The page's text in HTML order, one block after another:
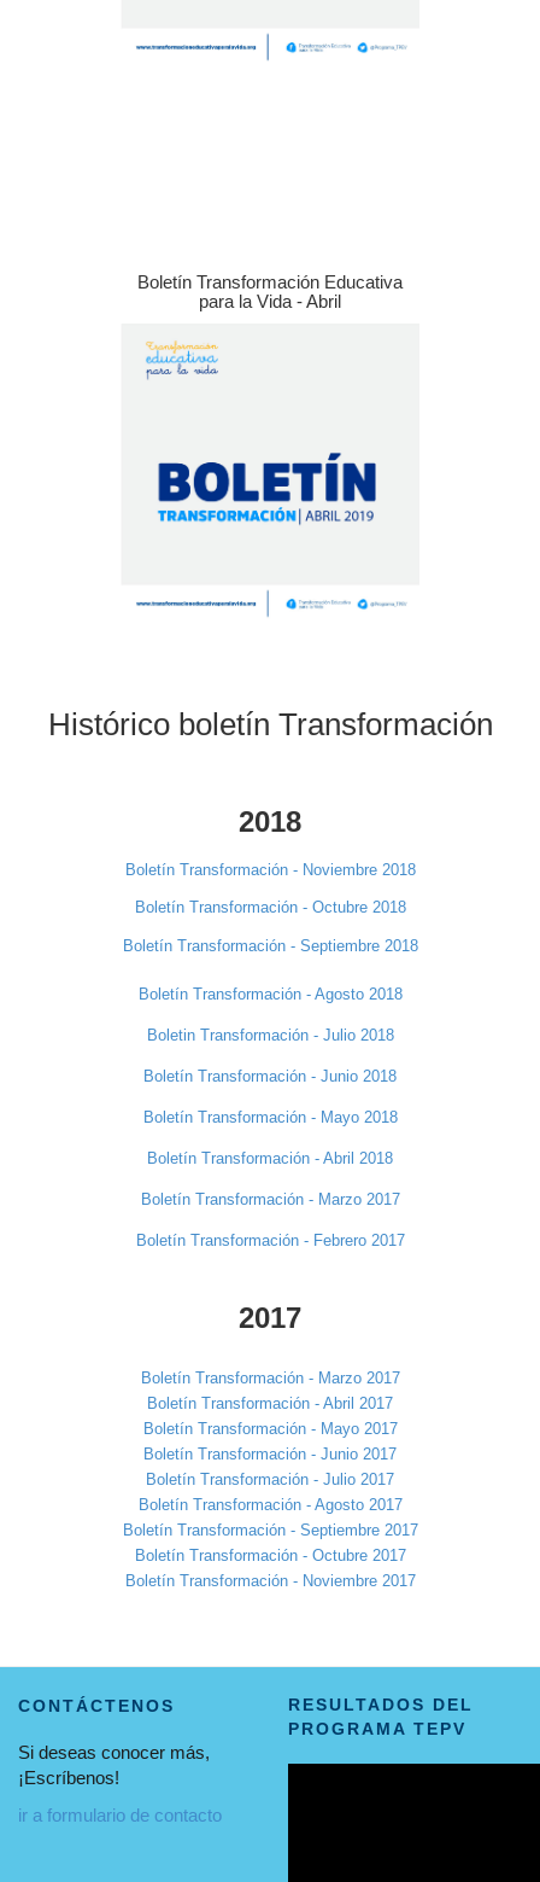
Boletín Transformación Educativa
para la Vida - Abril
Histórico boletín Transformación
2018
Boletín Transformación - Noviembre 2018
Boletín Transformación - Octubre 2018
Boletín Transformación - Septiembre 2018
Boletín Transformación - Agosto 2018
Boletin Transformación - Julio 2018
Boletín Transformación - Junio 2018
Boletín Transformación - Mayo 2018
Boletín Transformación - Abril 2018
Boletín Transformación - Marzo 2017
Boletín Transformación - Febrero 2017
2017
Boletín Transformación - Marzo 2017
Boletín Transformación - Abril 2017
Boletín Transformación - Mayo 2017
Boletín Transformación - Junio 2017
Boletín Transformación - Julio 2017
Boletín Transformación - Agosto 2017
Boletín Transformación - Septiembre 2017
Boletín Transformación - Octubre 2017
Boletín Transformación - Noviembre 2017
CONTÁCTENOS
Si deseas conocer más,
¡Escríbenos!
ir a formulario de contacto
RESULTADOS DEL
PROGRAMA TEPV